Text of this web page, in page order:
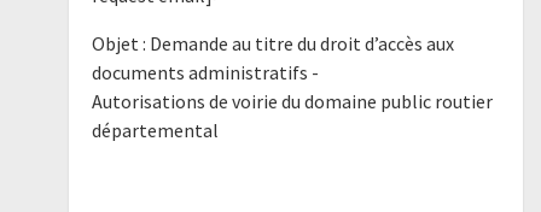
Objet : Demande au titre du droit d’accès aux
documents administratifs -
Autorisations de voirie du domaine public routier
départemental